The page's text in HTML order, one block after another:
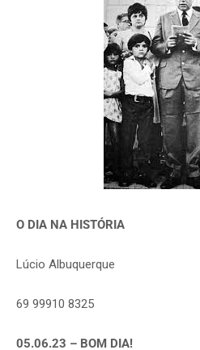
O DIA NA HISTÓRIA
Lúcio Albuquerque
69 99910 8325
05.06.23 – BOM DIA!